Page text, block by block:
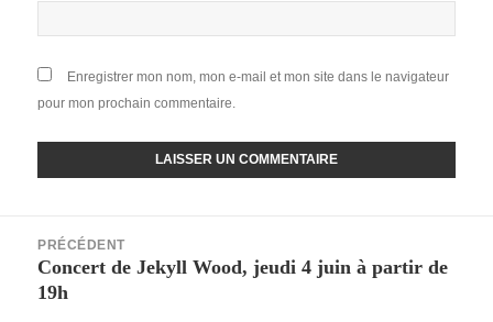
Enregistrer mon nom, mon e-mail et mon site dans le navigateur
pour mon prochain commentaire.
PRÉCÉDENT
Article
précédent :
Concert de Jekyll Wood, jeudi 4 juin à partir de
19h